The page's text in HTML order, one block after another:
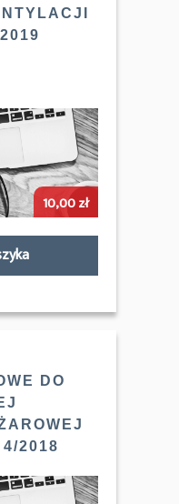
10,00zł
DO
2018